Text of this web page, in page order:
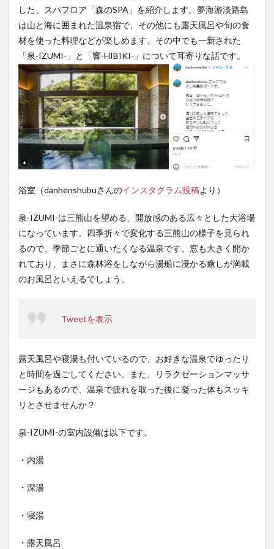
した、スパフロア「森のSPA」を紹介します。夢海游淡路島
は山と海に囲まれた温泉宿で、その他にも露天風呂や旬の食
材を使った料理などが楽しめます。その中でも一新された
「泉-IZUMI-」と「響-HIBIKI-」について耳寄りな話です。
浴室（danhenshubuさんのインスタグラム投稿より）
泉-IZUMI-は三熊山を望める、開放感のある広々とした大浴場
になっています。四季折々で変化する三熊山の様子を見られ
るので、季節ごとに通いたくなる温泉です。窓も大きく開か
れており、まさに森林浴をしながら湯船に浸かる癒しが満載
のお風呂といえるでしょう。
Tweetを表示
露天風呂や寝湯も付いているので、お好きな温泉でゆったり
と時間を過ごしてください。また、リラクゼーションマッサ
ージもあるので、温泉で疲れを取った後に凝った体もスッキ
リとさせませんか？
泉-IZUMI-の室内設備は以下です。
・内湯
・深湯
・寝湯
・露天風呂